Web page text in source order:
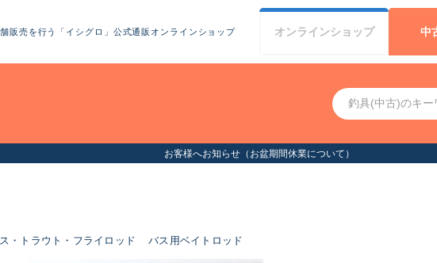
販売を行う「イシグロ」公式通販オンラインショップ オンラインショップ 中
お客様へお知らせ（お盆期間休業について）
・トラウト・フライロッド バス用ベイトロッド